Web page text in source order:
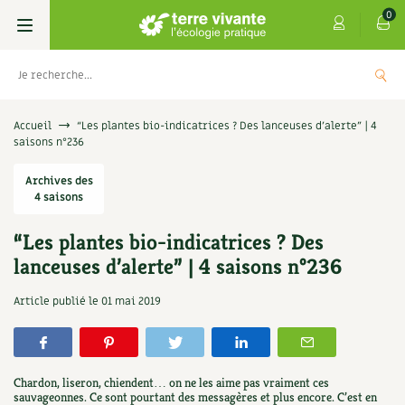
0
Livres
Techniques de jardinage
Verger, arbres
Petit élevage
Aménagement jardin
Se réabonner
Offrir un abonnement
Les numéros
4 saisons
Graines, semences
Potagères
Aromatiques
Florales
Cartes cadeau
Centre Terre vivante
Découvrir le Centre
Visiter en famille, entre amis
Infos & conseils
Jardin bio
Parole libre
Accueil
“Les plantes bio-indicatrices ? Des lanceuses d’alerte” | 4
saisons n°236
Archives des
4 saisons
“Les plantes bio-indicatrices ? Des
lanceuses d’alerte” | 4 saisons n°236
Article publié le 01 mai 2019
Chardon, liseron, chiendent… on ne les aime pas vraiment ces
sauvageonnes. Ce sont pourtant des messagères et plus encore. C’est en
Les antisèches de Terre vivante : Les
9,90€